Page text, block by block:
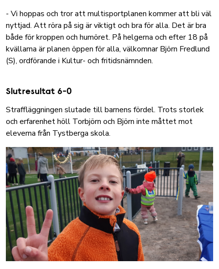
- Vi hoppas och tror att multisportplanen kommer att bli väl
nyttjad. Att röra på sig är viktigt och bra för alla. Det är bra
både för kroppen och humöret. På helgerna och efter 18 på
kvällarna är planen öppen för alla, välkomnar Björn Fredlund
(S), ordförande i Kultur- och fritidsnämnden.
Slutresultat 6-0
Straffläggningen slutade till barnens fördel. Trots storlek
och erfarenhet höll Torbjörn och Björn inte måttet mot
eleverna från Tystberga skola.